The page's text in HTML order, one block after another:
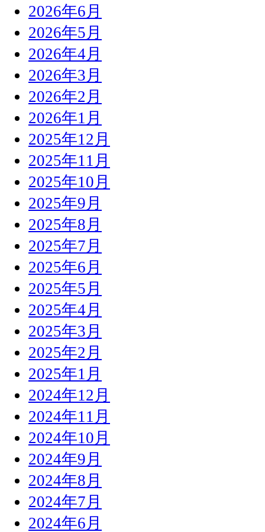
2026年6月
2026年5月
2026年4月
2026年3月
2026年2月
2026年1月
2025年12月
2025年11月
2025年10月
2025年9月
2025年8月
2025年7月
2025年6月
2025年5月
2025年4月
2025年3月
2025年2月
2025年1月
2024年12月
2024年11月
2024年10月
2024年9月
2024年8月
2024年7月
2024年6月